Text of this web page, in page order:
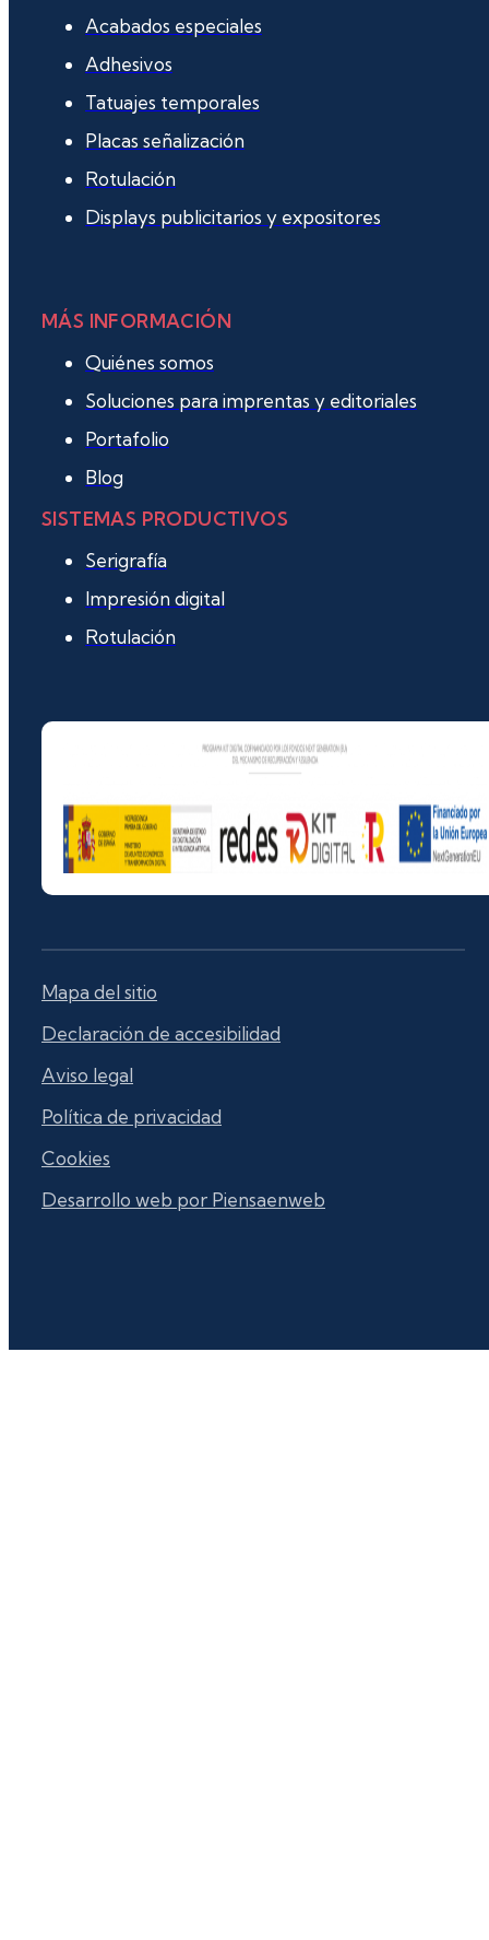
Acabados especiales
Adhesivos
Tatuajes temporales
Placas señalización
Rotulación
Displays publicitarios y expositores
MÁS INFORMACIÓN
Quiénes somos
Soluciones para imprentas y editoriales
Portafolio
Blog
SISTEMAS PRODUCTIVOS
Serigrafía
Impresión digital
Rotulación
Mapa del sitio
Declaración de accesibilidad
Aviso legal
Política de privacidad
Cookies
Desarrollo web por Piensaenweb